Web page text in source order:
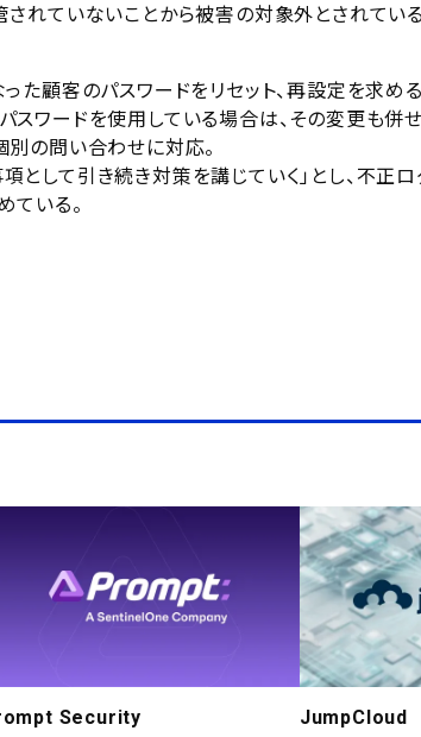
れていないことから被害の対象外とされている
た顧客のパスワードをリセット、再設定を求め
ワードを使用している場合は、その変更も併
別の問い合わせに対応。
して引き続き対策を講じていく」とし、不正
ている。
Security JumpCloud